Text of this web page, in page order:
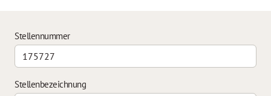
Stellennummer
Stellenbezeichnung